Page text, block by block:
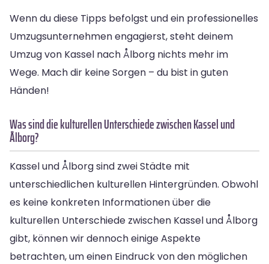
Wenn du diese Tipps befolgst und ein professionelles
Umzugsunternehmen engagierst, steht deinem
Umzug von Kassel nach Ålborg nichts mehr im
Wege. Mach dir keine Sorgen – du bist in guten
Händen!
Was sind die kulturellen Unterschiede zwischen Kassel und
Ålborg?
Kassel und Ålborg sind zwei Städte mit
unterschiedlichen kulturellen Hintergründen. Obwohl
es keine konkreten Informationen über die
kulturellen Unterschiede zwischen Kassel und Ålborg
gibt, können wir dennoch einige Aspekte
betrachten, um einen Eindruck von den möglichen